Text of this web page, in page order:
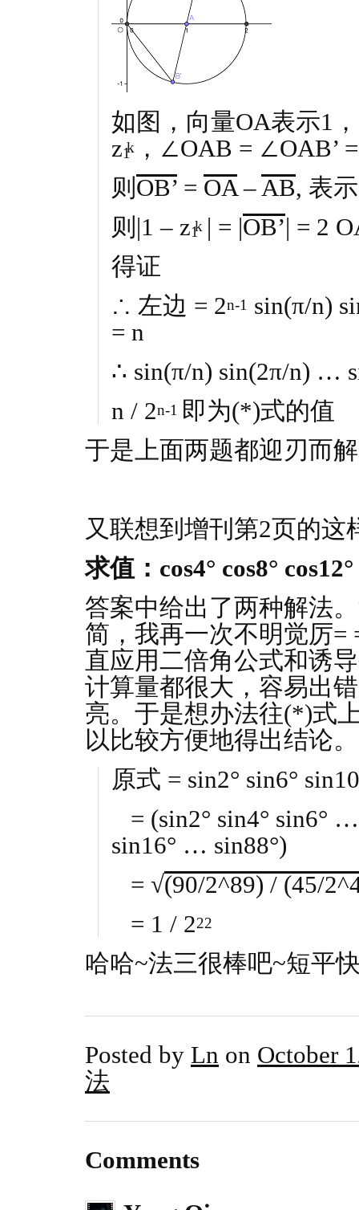
如图，向量OA表示1
z1k
，∠OAB = ∠OAB’
则 OB’ = OA–AB, 表
则|1 – z1k | = | OB’ | = 2
得证
∴ 左边 = 2n-1 sin(π/n)
= n
∴ sin(π/n) sin(2π/n) …
n / 2n-1 即为(*)式的值
于是上面两题都迎刃而
又联想到增刊第2页的这
求值：cos4° cos8°
答案中给出了两种解法
简，我再一次不明觉厉=
直应用二倍角公式和诱
计算量都很大，容易出
亮。于是想办法往(*)式
以比较方便地得出结论。
原式 = sin2° sin6°
= (sin2° sin4° sin6°
sin16° … sin88°)
= √(90/2^89) / (45/
= 1 / 222
哈哈~法三很棒吧~短平
Posted by Ln on October
法
Comments